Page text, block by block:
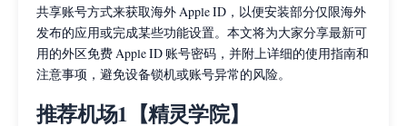
共享账号方式来获取海外 Apple ID，以便安装部分仅限海外
发布的应用或完成某些功能设置。本文将为大家分享最新可
用的外区免费 Apple ID 账号密码，并附上详细的使用指南和
注意事项，避免设备锁机或账号异常的风险。
推荐机场1【精灵学院】